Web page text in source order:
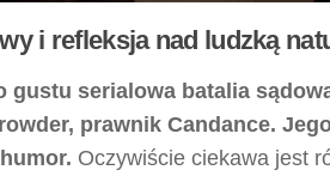
i refleksja nad ludzką
gustu serialowa batalia
prawnik Candance.
Oczywiście ciekawa jest